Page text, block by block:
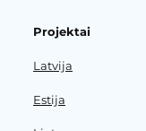
Projektai
Latvija
Estija